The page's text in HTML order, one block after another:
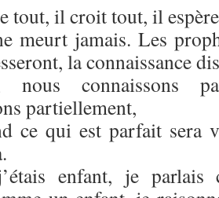
tout, il croit tout, il
meurt jamais. Les
la connaissance
nous connaissons
partiellement,
ce qui est parfait sera
enfant, je